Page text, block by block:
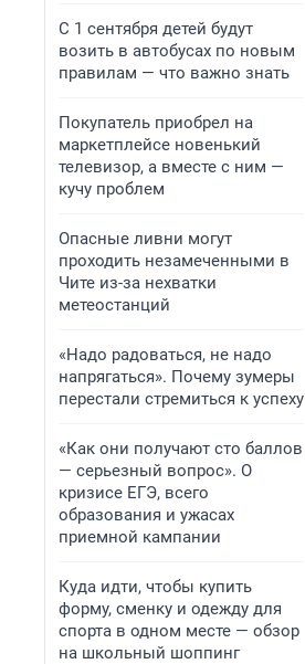
С 1 сентября детей будут
возить в автобусах по новым
правилам — что важно знать
Покупатель приобрел на
маркетплейсе новенький
телевизор, а вместе с ним —
кучу проблем
Опасные ливни могут
проходить незамеченными в
Чите из-за нехватки
метеостанций
«Надо радоваться, не надо
напрягаться». Почему зумеры
перестали стремиться к успеху
«Как они получают сто баллов
— серьезный вопрос». О
кризисе ЕГЭ, всего
образования и ужасах
приемной кампании
Куда идти, чтобы купить
форму, сменку и одежду для
спорта в одном месте — обзор
на школьный шоппинг